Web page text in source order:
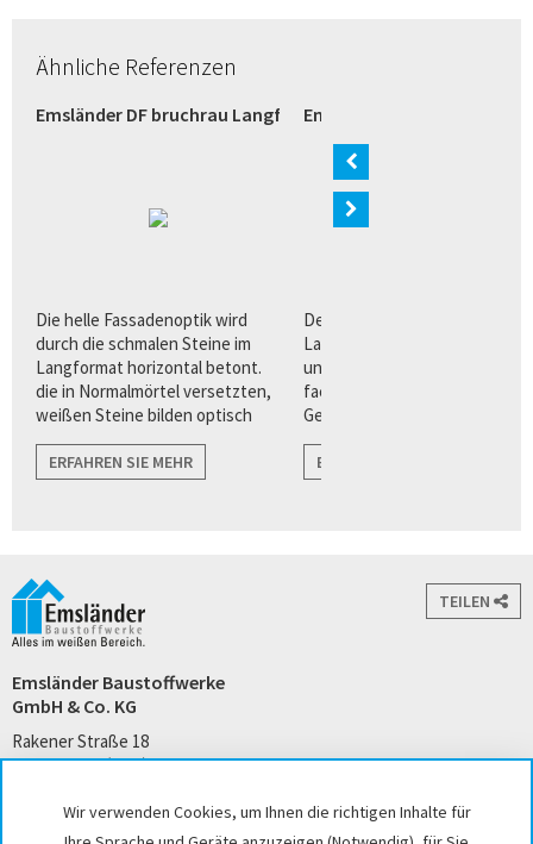
Wir verwenden Cookies, um Ihnen die richtigen Inhalte für
Ähnliche Referenzen
(Bremen)
Emsländer DF bruchrau Langformat weiß (Verl)
Die helle Fassadenoptik wird
durch die schmalen Steine im
Langformat horizontal betont.
die in Normalmörtel versetzten,
weißen Steine bilden optisch
harmonische Übergänge zu
angrenzenden Flächen wie zu
Fenstern, und Türen.
ERFAHREN SIE MEHR
Emsländer Langformat
Der Quarzverblender im
Langformat bietet Architekten
und Planern eine Vielzahl von
facettenreichen
Gestaltungsvorteilen für eine
puristisch, klare
Fassadenarchitektur.
ERFAHREN SIE MEHR
TEILEN
Emsländer Baustoffwerke
GmbH & Co. KG
Rakener Straße 18
49733 Haren (Ems)
kontakt@emslaender.de